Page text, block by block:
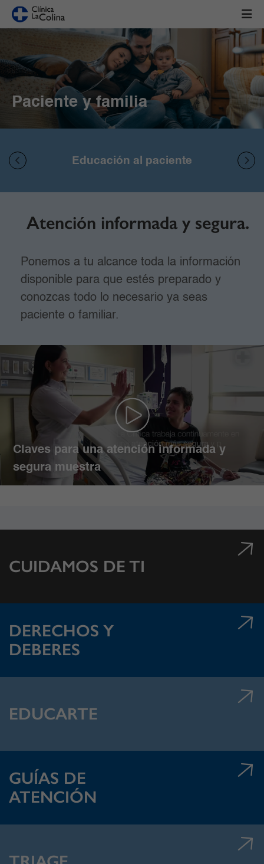
Paciente y familia
Educación al paciente
Atención informada y segura.
Ponemos a tu alcance toda la información
disponible para que estés preparado y
conozcas todo lo necesario ya seas
paciente o familiar.
Claves para una atención informada y
segura muestra
CUIDAMOS DE TI
DERECHOS Y
DEBERES
EDUCARTE
GUÍAS DE
ATENCIÓN